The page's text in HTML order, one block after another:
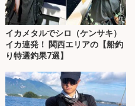
イカメタルでシロ（ケンサキ）
イカ連発！ 関西エリアの【船釣
り特選釣果7選】